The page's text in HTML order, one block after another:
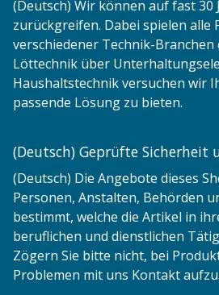
(Deutsch) Wir können auf fast 30
zurückgreifen. Dabei spielen alle
verschiedener Technik-Branchen
Löttechnik über
Haushaltstechnik versuchen wir
passende Lösung zu bieten.
(Deutsch) Geprüfte Sicherheit
(Deutsch) Die Angebote dieses
Personen, Anstalten, Behörden
bestimmt, welche die Artikel in
beruflichen und dienstlichen
Zögern Sie bitte nicht, bei
Problemen mit uns Kontakt